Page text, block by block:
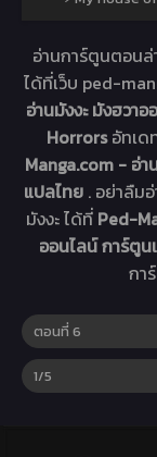
อ่านการ์ตูนตอนล่
ได้ที่เว็บ ped-
อ่านมังงะ มังฮวา
Horrorsอัทเ
Manga.com - อ่
แปลไทย . อย่าลืม
มังงะ ได้ที่ Ped-
ออนไลน์ การ์ตู
กา